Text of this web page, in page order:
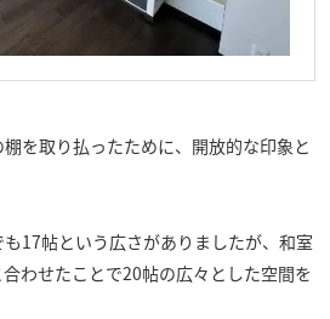
を取り払ったために、開放的な印象と
17帖という広さがありましたが、和室
わせたことで20帖の広々とした空間を